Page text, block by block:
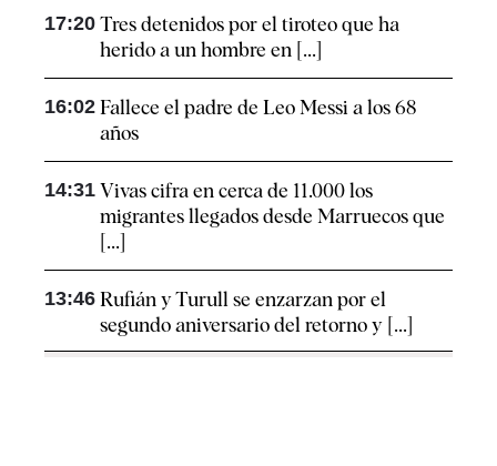
17:20 Tres detenidos por el tiroteo que ha
herido a un hombre en [...]
16:02 Fallece el padre de Leo Messi a los 68
años
14:31 Vivas cifra en cerca de 11.000 los
migrantes llegados desde Marruecos que
[...]
13:46 Rufián y Turull se enzarzan por el
segundo aniversario del retorno y [...]